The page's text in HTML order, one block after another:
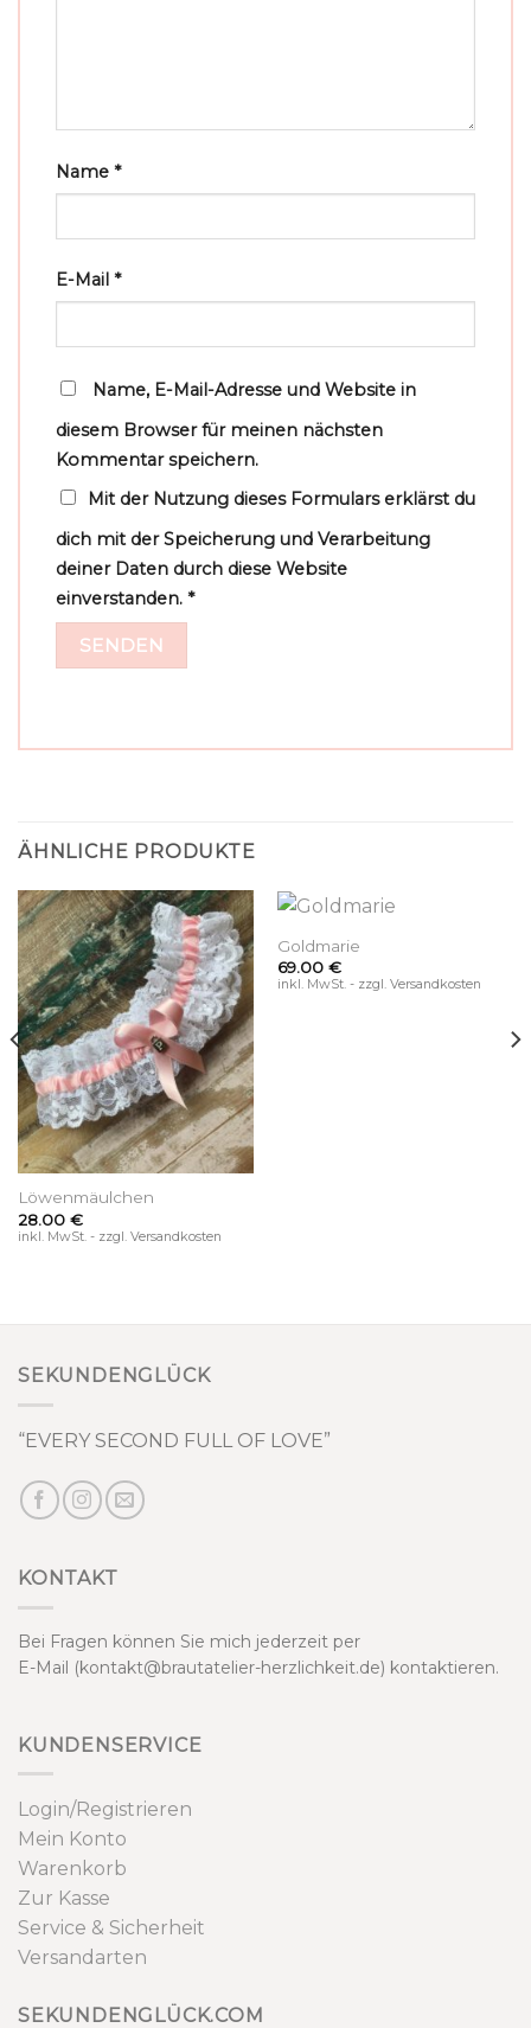
Name *
E-Mail *
Name, E-Mail-Adresse und Website in
diesem Browser für meinen nächsten
Kommentar speichern.
Mit der Nutzung dieses Formulars erklärst du
dich mit der Speicherung und Verarbeitung
deiner Daten durch diese Website
einverstanden. *
ÄHNLICHE PRODUKTE
Löwenmäulchen
28.00 €
inkl. MwSt. - zzgl. Versandkosten
Goldmarie
69.00 €
inkl. MwSt. - zzgl. Versandkosten
SEKUNDENGLÜCK
“EVERY SECOND FULL OF LOVE”
KONTAKT
Bei Fragen können Sie mich jederzeit per
E-Mail (kontakt@brautatelier-herzlichkeit.de) kontaktieren.
KUNDENSERVICE
Login/Registrieren
Mein Konto
Warenkorb
Zur Kasse
Service & Sicherheit
Versandarten
SEKUNDENGLÜCK.COM